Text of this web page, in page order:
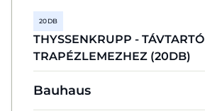
20 DB
THYSSENKRUPP - TÁVTARTÓ
TRAPÉZLEMEZHEZ (20DB)
Bauhaus